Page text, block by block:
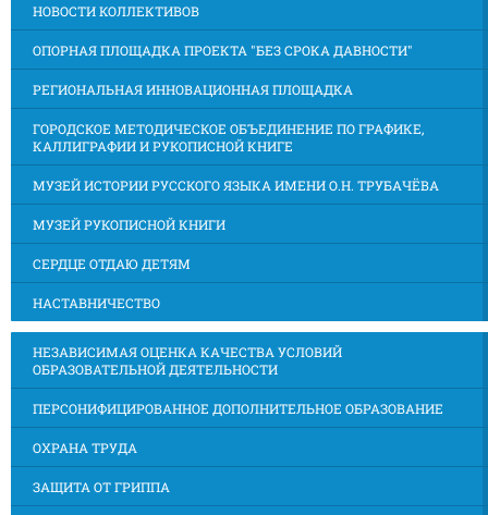
НОВОСТИ КОЛЛЕКТИВОВ
ОПОРНАЯ ПЛОЩАДКА ПРОЕКТА "БЕЗ СРОКА ДАВНОСТИ"
РЕГИОНАЛЬНАЯ ИННОВАЦИОННАЯ ПЛОЩАДКА
ГОРОДСКОЕ МЕТОДИЧЕСКОЕ ОБЪЕДИНЕНИЕ ПО ГРАФИКЕ,
КАЛЛИГРАФИИ И РУКОПИСНОЙ КНИГЕ
МУЗЕЙ ИСТОРИИ РУССКОГО ЯЗЫКА ИМЕНИ О.Н. ТРУБАЧЁВА
МУЗЕЙ РУКОПИСНОЙ КНИГИ
СЕРДЦЕ ОТДАЮ ДЕТЯМ
НАСТАВНИЧЕСТВО
НЕЗАВИСИМАЯ ОЦЕНКА КАЧЕСТВА УСЛОВИЙ
ОБРАЗОВАТЕЛЬНОЙ ДЕЯТЕЛЬНОСТИ
ПЕРСОНИФИЦИРОВАННОЕ ДОПОЛНИТЕЛЬНОЕ ОБРАЗОВАНИЕ
ОХРАНА ТРУДА
ЗАЩИТА ОТ ГРИППА